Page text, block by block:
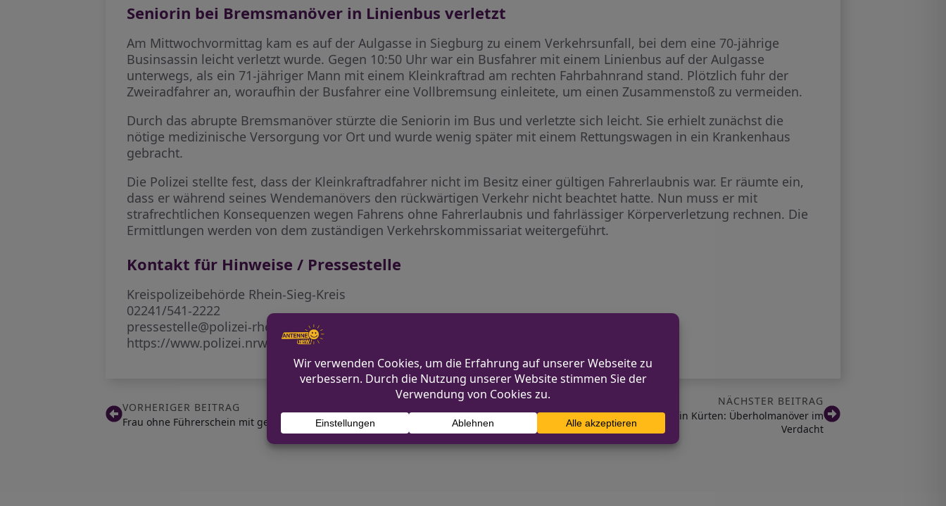
Seniorin bei Bremsmanöver in Linienbus verletzt
Am Mittwochvormittag kam es auf der Aulgasse in Siegburg zu einem Verkehrsunfall, bei dem eine 70-jährige
Businsassin leicht verletzt wurde. Gegen 10:50 Uhr war ein Busfahrer mit einem Linienbus auf der Aulgasse
unterwegs, als ein 71-jähriger Mann mit einem Kleinkraftrad am rechten Fahrbahnrand stand. Plötzlich fuhr der
Zweiradfahrer an, woraufhin der Busfahrer eine Vollbremsung einleitete, um einen Zusammenstoß zu vermeiden.
Durch das abrupte Bremsmanöver stürzte die Seniorin im Bus und verletzte sich leicht. Sie erhielt zunächst die
nötige medizinische Versorgung vor Ort und wurde wenig später mit einem Rettungswagen in ein Krankenhaus
gebracht.
Die Polizei stellte fest, dass der Kleinkraftradfahrer nicht im Besitz einer gültigen Fahrerlaubnis war. Er räumte ein,
dass er während seines Wendemanövers den rückwärtigen Verkehr nicht beachtet hatte. Nun muss er mit
strafrechtlichen Konsequenzen wegen Fahrens ohne Fahrerlaubnis und fahrlässiger Körperverletzung rechnen. Die
Ermittlungen werden von dem zuständigen Verkehrskommissariat weitergeführt.
Kontakt für Hinweise / Pressestelle
Kreispolizeibehörde Rhein-Sieg-Kreis
02241/541-2222
pressestelle@polizei-rhein-sieg.de
https://www.polizei.nrw/rhein-sieg-kreis
VORHERIGER BEITRAG
Frau ohne Führerschein mit gestohlenem Auto in Dahlem gestoppt
NÄCHSTER BEITRAG
Fünf Tote bei schwerem Autounfall in Kürten: Überholmanöver im
Verdacht